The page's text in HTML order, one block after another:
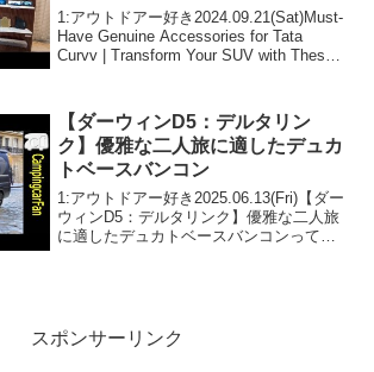
Essentials
1:アウトドアー好き2024.09.21(Sat)Must-
Have Genuine Accessories for Tata
Curvv | Transform Your SUV with These
【ダーウィンD5：デルタリン
ク】優雅な二人旅に適したデュカ
トベースバンコン
1:アウトドアー好き2025.06.13(Fri)【ダー
ウィンD5：デルタリンク】優雅な二人旅
に適したデュカトベースバンコンって人
スポンサーリンク